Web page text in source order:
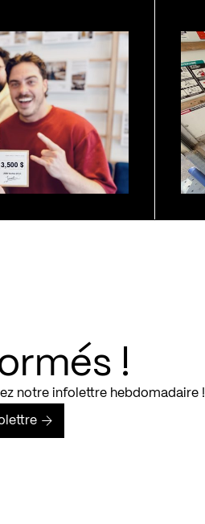
!
notre infolettre hebdomadaire !